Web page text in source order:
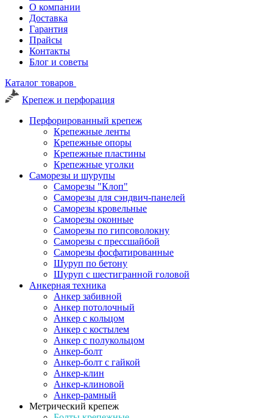
О компании
Доставка
Гарантия
Прайсы
Контакты
Блог и советы
Каталог товаров
Крепеж и перфорация
Перфорированный крепеж
Крепежные ленты
Крепежные опоры
Крепежные пластины
Крепежные уголки
Саморезы и шурупы
Саморезы "Клоп"
Саморезы для сэндвич-панелей
Саморезы кровельные
Саморезы оконные
Саморезы по гипсоволокну
Саморезы с прессшайбой
Саморезы фосфатированные
Шуруп по бетону
Шуруп с шестигранной головой
Анкерная техника
Анкер забивной
Анкер потолочный
Анкер с кольцом
Анкер с костылем
Анкер с полукольцом
Анкер-болт
Анкер-болт с гайкой
Анкер-клин
Анкер-клиновой
Анкер-рамный
Метрический крепеж